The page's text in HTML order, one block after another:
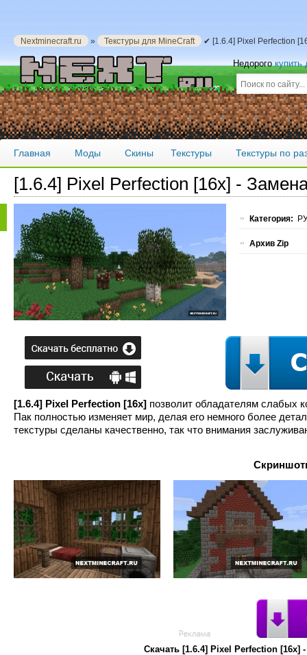
Nextminecraft.ru » Текстуры для MineCraft ✔ [1.6.4] Pixel Perfection
Недорогокупить
Главная Моды Скины Текстуры Текстуры по
[1.6.4] Pixel Perfection [16x] -
Категория:
Архив Zip
[1.6.4] Pixel Perfection [16x] позволит обладателям слабых
Пак полностью изменяет мир, делая его немного более
текстуры сделаны качественно, так что внимания
Скачать [1.6.4] Pixel Perfection